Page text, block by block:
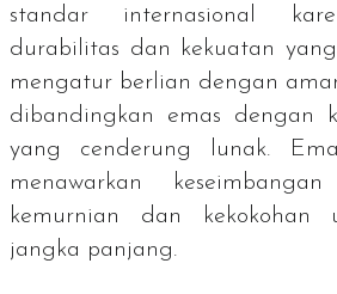
standar internasional
durabilitas dan kekuatan
mengatur berlian dengan
dibandingkan emas dengan
yang cenderung lunak.
menawarkan
kemurnian dan kekokohan
jangka panjang.